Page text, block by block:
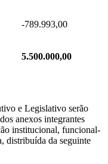
-789.993,00
5.500.000,00
e Legislativo serão
anexos integrantes
institucional, funcional-
distribuída da seguinte